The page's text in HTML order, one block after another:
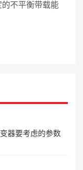
不平衡带载能
器要考虑的参数